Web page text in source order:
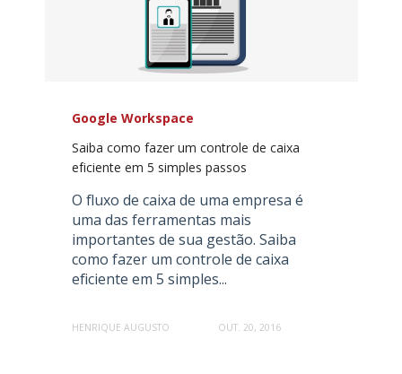
Google Workspace
Saiba como fazer um controle de caixa
eficiente em 5 simples passos
O fluxo de caixa de uma empresa é
uma das ferramentas mais
importantes de sua gestão. Saiba
como fazer um controle de caixa
eficiente em 5 simples...
HENRIQUE AUGUSTO OUT. 20, 2016